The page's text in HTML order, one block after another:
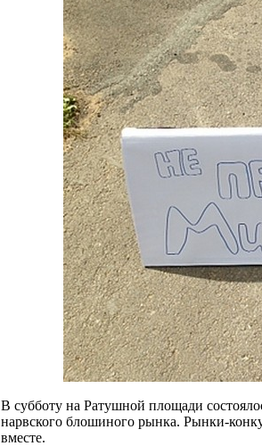
В субботу на Ратушной площади
нарвского блошиного рынка. Рынки-
вместе.